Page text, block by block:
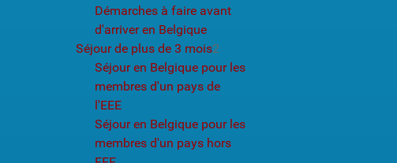
Démarches à faire avant
d'arriver en Belgique
Séjour de plus de 3 mois2
Séjour en Belgique pour les
membres d'un pays de
l'EEE
Séjour en Belgique pour les
membres d'un pays hors